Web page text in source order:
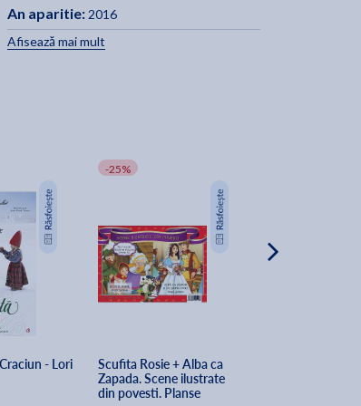
An aparitie:2016
Afisează mai mult
- Lori
-25%
Scufita Rosie + Alba ca
Zapada. Scene ilustrate
din povesti. Planse